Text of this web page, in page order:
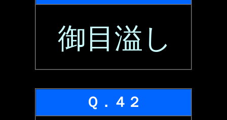
御目溢し
Ｑ．４２